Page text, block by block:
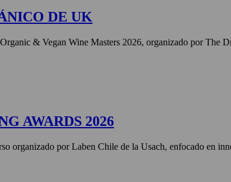
DE UK
& Vegan Wine Masters 2026, organizado por The
AWARDS 2026
organizado por Laben Chile de la Usach, enfocado en